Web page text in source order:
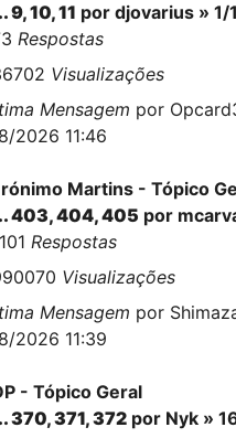
9,10,11 por djovarius »
Respostas
Visualizações
Mensagem por
2026 11:46
Martins - Tópico
403,404,405 por
Respostas
Visualizações
Mensagem por
2026 11:39
- Tópico Geral
370,371,372 por Nyk »